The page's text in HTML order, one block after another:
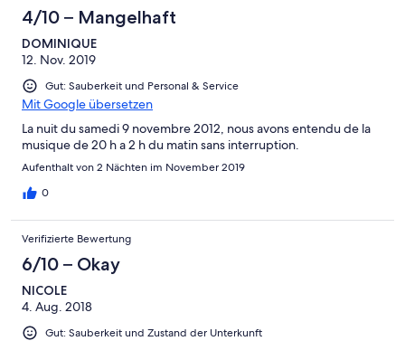
4/10 – Mangelhaft
DOMINIQUE
12. Nov. 2019
Gut: Sauberkeit und Personal & Service
Mit Google übersetzen
La nuit du samedi 9 novembre 2012, nous avons entendu de la
musique de 20 h a 2 h du matin sans interruption.
Aufenthalt von 2 Nächten im November 2019
0
Verifizierte Bewertung
6/10 – Okay
NICOLE
4. Aug. 2018
Gut: Sauberkeit und Zustand der Unterkunft